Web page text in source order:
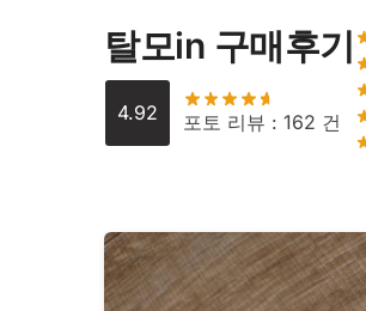
탈모in 구매후기
4.92 포토 리뷰 : 162 건